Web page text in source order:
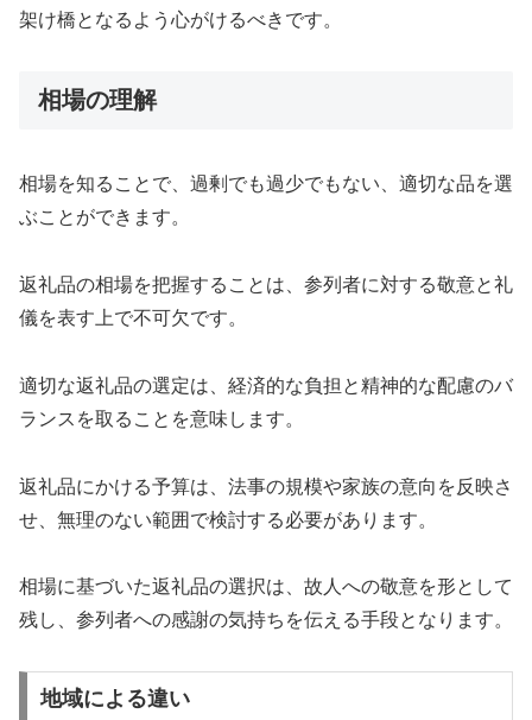
架け橋となるよう心がけるべきです。
相場の理解
相場を知ることで、過剰でも過少でもない、適切な品を選
ぶことができます。
返礼品の相場を把握することは、参列者に対する敬意と礼
儀を表す上で不可欠です。
適切な返礼品の選定は、経済的な負担と精神的な配慮のバ
ランスを取ることを意味します。
返礼品にかける予算は、法事の規模や家族の意向を反映さ
せ、無理のない範囲で検討する必要があります。
相場に基づいた返礼品の選択は、故人への敬意を形として
残し、参列者への感謝の気持ちを伝える手段となります。
地域による違い